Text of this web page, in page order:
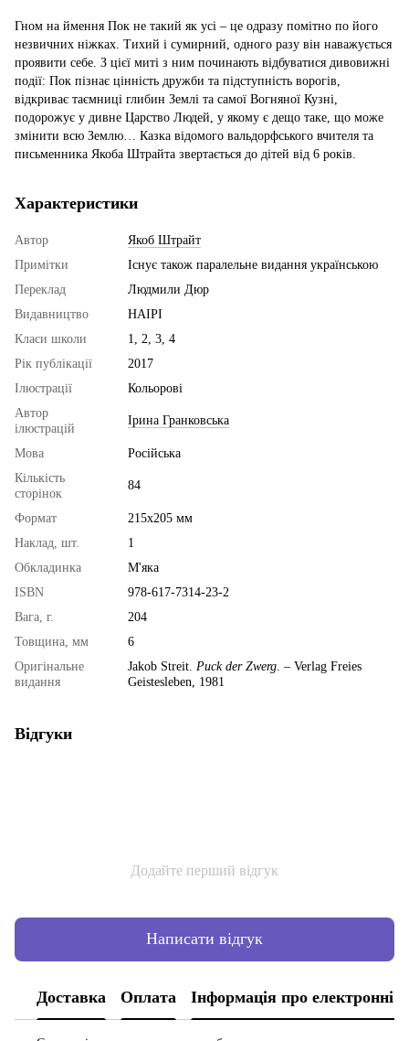
Гном на ймення Пок не такий як усі – це одразу помітно по його
незвичних ніжках. Тихий і сумирний, одного разу він наважується
проявити себе. З цієї миті з ним починають відбуватися дивовижні
події: Пок пізнає цінність дружби та підступність ворогів,
відкриває таємниці глибин Землі та самої Вогняної Кузні,
подорожує у дивне Царство Людей, у якому є дещо таке, що може
змінити всю Землю… Казка відомого вальдорфського вчителя та
письменника Якоба Штрайта звертається до дітей від 6 років.
Характеристики
Автор
Якоб Штрайт
Примітки
Існує також паралельне видання українською
Переклад
Людмили Дюр
Видавництво
НАІРІ
Класи школи
1, 2, 3, 4
Рік публікації
2017
Ілюстрації
Кольорові
Автор
ілюстрацій
Ірина Гранковська
Мова
Російська
Кількість
сторінок
84
Формат
215х205 мм
Наклад, шт.
1
Обкладинка
М'яка
ISBN
978-617-7314-23-2
Вага, г.
204
Товщина, мм
6
Оригінальне
видання
Jakob Streit. Puck der Zwerg . – Verlag Freies
Geistesleben, 1981
Відгуки
Додайте перший відгук
Написати відгук
Доставка Оплата Інформація про електронні